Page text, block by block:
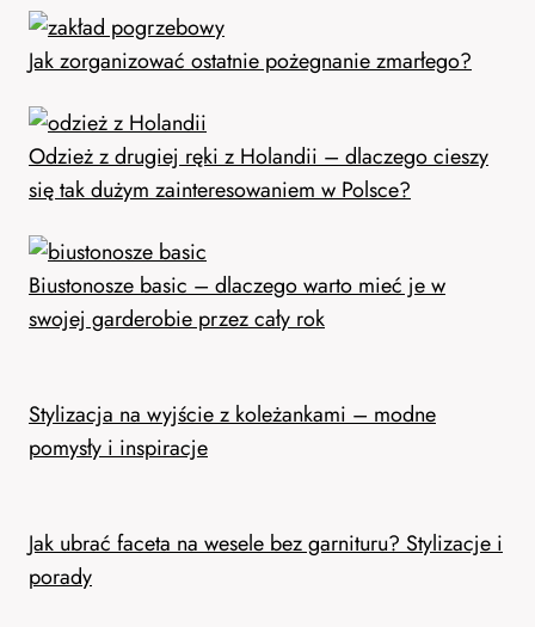
Jak zorganizować ostatnie pożegnanie zmarłego?
Odzież z drugiej ręki z Holandii – dlaczego cieszy
się tak dużym zainteresowaniem w Polsce?
Biustonosze basic – dlaczego warto mieć je w
swojej garderobie przez cały rok
Stylizacja na wyjście z koleżankami – modne
pomysły i inspiracje
Jak ubrać faceta na wesele bez garnituru? Stylizacje i
porady